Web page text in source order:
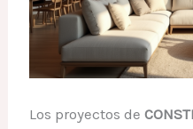
Los proyectos de